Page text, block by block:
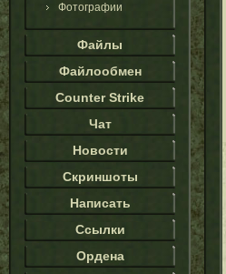
Фотографии
Файлы
Файлообмен
Counter Strike
Чат
Новости
Скриншоты
Написать
Ссылки
Ордена